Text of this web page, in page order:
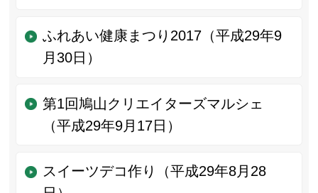
ふれあい健康まつり2017（平成29年9
月30日）
第1回鳩山クリエイターズマルシェ
（平成29年9月17日）
スイーツデコ作り（平成29年8月28